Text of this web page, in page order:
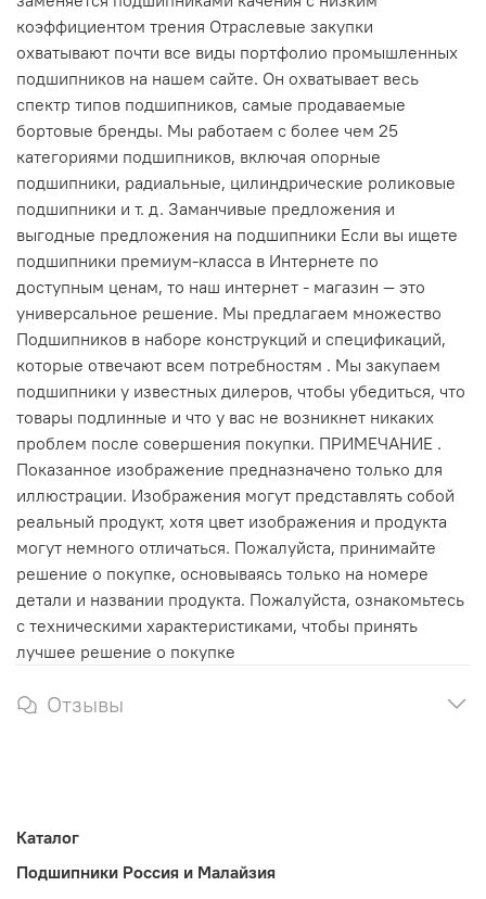
коэффициентом трения Отраслевые закупки
охватывают почти все виды портфолио промышленных
подшипников на нашем сайте. Он охватывает весь
спектр типов подшипников, самые продаваемые
бортовые бренды. Мы работаем с более чем 25
категориями подшипников, включая опорные
подшипники, радиальные, цилиндрические роликовые
подшипники и т. д. Заманчивые предложения и
выгодные предложения на подшипники Если вы ищете
подшипники премиум-класса в Интернете по
доступным ценам, то наш интернет - магазин — это
универсальное решение. Мы предлагаем множество
Подшипников в наборе конструкций и спецификаций,
которые отвечают всем потребностям . Мы закупаем
подшипники у известных дилеров, чтобы убедиться, что
товары подлинные и что у вас не возникнет никаких
проблем после совершения покупки. ПРИМЕЧАНИЕ .
Показанное изображение предназначено только для
иллюстрации. Изображения могут представлять собой
реальный продукт, хотя цвет изображения и продукта
могут немного отличаться. Пожалуйста, принимайте
решение о покупке, основываясь только на номере
детали и названии продукта. Пожалуйста, ознакомьтесь
с техническими характеристиками, чтобы принять
лучшее решение о покупке
Отзывы
Каталог
Подшипники Россия и Малайзия